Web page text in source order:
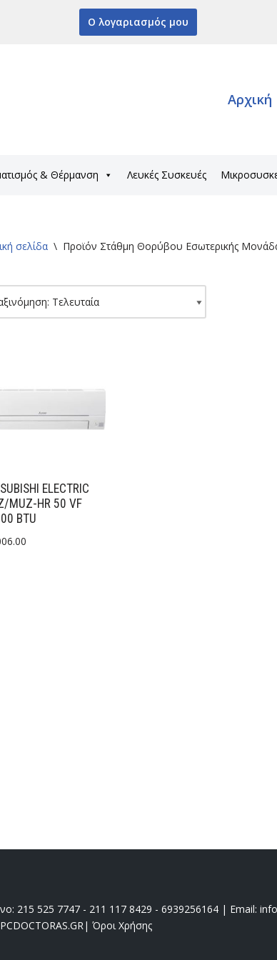
Ο λογαριασμός μου
Αρχική
& Θέρμανση Λευκές Συσκευές
σελίδα \ Προϊόν Στάθμη Θορύβου Εσωτερικής
ELECTRIC
MUZ-HR 50 VF
BTU
215 525 7747 - 211 117 8429 - 6939256164 | Email:
| Όροι Χρήσης